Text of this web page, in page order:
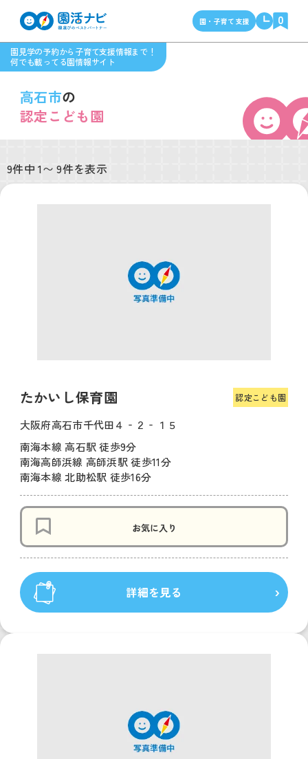
園見学の予約から子育て支援情報まで！
何でも載ってる園情報サイト
園・子育て支援 0
高石市の
認定こども園
9件中 1〜 9件を表示
たかいし保育園 認定こども園
大阪府高石市千代田４‐２‐１５
南海本線 高石駅 徒歩9分
南海高師浜線 高師浜駅 徒歩11分
南海本線 北助松駅 徒歩16分
お気に入り
詳細を見る